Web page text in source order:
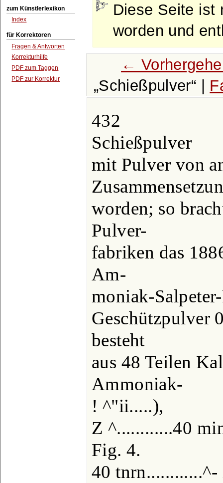
zum Künstlerlexikon
Index
für Korrektoren
Fragen & Antworten
Korrekturhilfe
PDF zum Taggen
PDF zur Korrektur
Diese Seite ist
worden und
←
Schießpulver
432
Schießpulver
mit Pulver von
worden; so
Pulver-
fabriken das
Am-
moniak-
Geschützpulver
besteht
aus 48 Teilen
Ammoniak-
! ^"ii.....),
Z ^............40
Fig. 4.
40 tnrn............^-